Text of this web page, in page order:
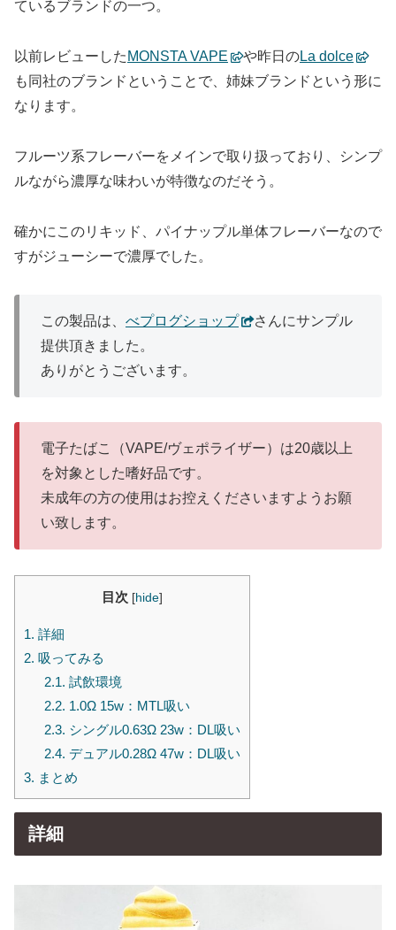
ているブランドの一つ。
以前レビューした MONSTA VAPE や昨日のLa dolce
も同社のブランドということで、姉妹ブランドという形に
なります。
フルーツ系フレーバーをメインで取り扱っており、シンプ
ルながら濃厚な味わいが特徴なのだそう。
確かにこのリキッド、パイナップル単体フレーバーなので
すがジューシーで濃厚でした。
この製品は、 べプログショップ
さんにサンプル
提供頂きました。
ありがとうございます。
電子たばこ（VAPE/ヴェポライザー）は20歳以上
を対象とした嗜好品です。
未成年の方の使用はお控えくださいますようお願
い致します。
目次 [hide]
1. 詳細
2. 吸ってみる
2.1. 試飲環境
2.2. 1.0Ω 15w：MTL吸い
2.3. シングル0.63Ω 23w：DL吸い
2.4. デュアル0.28Ω 47w：DL吸い
3. まとめ
詳細